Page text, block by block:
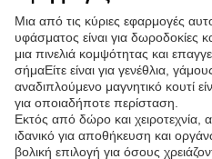
Μια από τις κύριες εφαρμογές
υφάσματος είναι για δωροδοκίες
μια πινελιά κομψότητας και
σήμαΕίτε είναι για γενέθλια,
αναδιπλούμενο μαγνητικό κουτί
για οποιαδήποτε περίσταση.
Εκτός από δώρο και χειροτεχνία,
ιδανικό για αποθήκευση και
βολική επιλογή για όσους